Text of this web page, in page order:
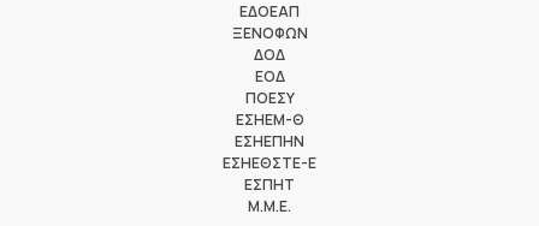
ΕΔΟΕΑΠ
ΞΕΝΟΦΩΝ
ΔΟΔ
ΕΟΔ
ΠΟΕΣΥ
ΕΣΗΕΜ-Θ
ΕΣΗΕΠΗΝ
ΕΣΗΕΘΣΤΕ-Ε
ΕΣΠΗΤ
M.M.E.